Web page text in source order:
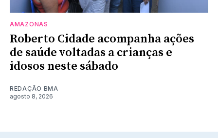
AMAZONAS
Roberto Cidade acompanha ações
de saúde voltadas a crianças e
idosos neste sábado
REDAÇÃO BMA
agosto 8, 2026